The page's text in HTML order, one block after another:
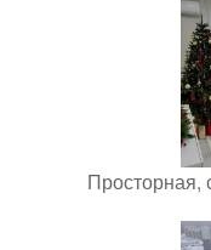
Просторная,